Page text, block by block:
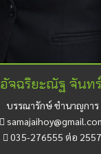
จฉริยะณัฐ จันท
บรรณารักษ์ ชำนาญการ
035-276555 ต่อ 2557